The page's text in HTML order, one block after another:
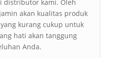
distributor kami. Oleh
akan kualitas produk
kurang cukup untuk
hati akan tanggung
Anda.